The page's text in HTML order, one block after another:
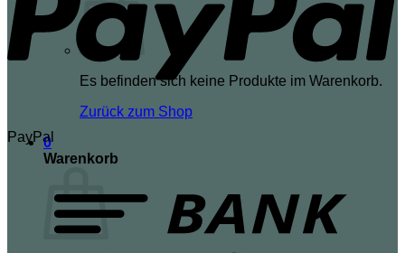
Es befinden sich keine Produkte im Warenkorb.
Zurück zum Shop
0
Warenkorb
PayPal